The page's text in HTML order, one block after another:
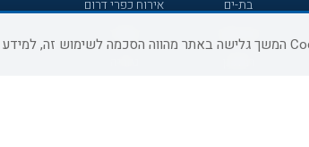
בת-ים
אירוח כפרי דרום